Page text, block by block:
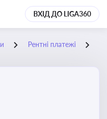
ВХІД ДО LIGA360
Рентні платежі